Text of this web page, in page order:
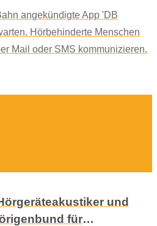
angekündigte App 'DB
Hörbehinderte Menschen
Mail oder SMS kommunizieren.
und
für